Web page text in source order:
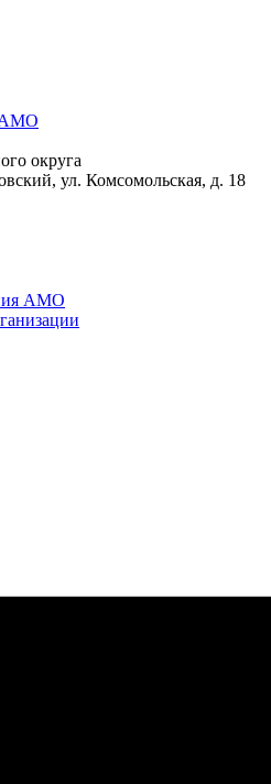
округа
ул. Комсомольская, д. 18
АМО